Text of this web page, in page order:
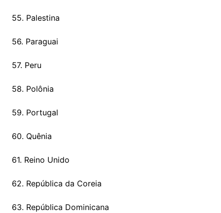
55. Palestina
56. Paraguai
57. Peru
58. Polônia
59. Portugal
60. Quênia
61. Reino Unido
62. República da Coreia
63. República Dominicana